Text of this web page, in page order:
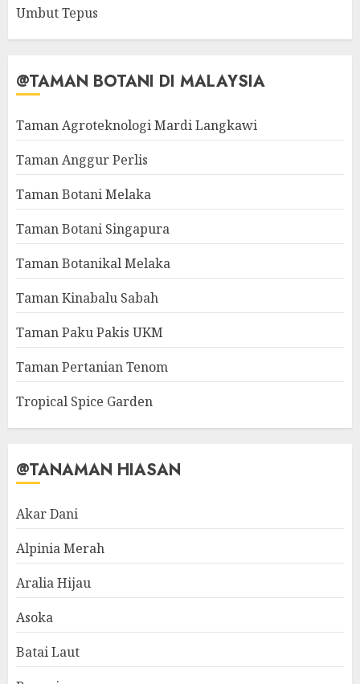
Umbut Tepus
@TAMAN BOTANI DI MALAYSIA
Taman Agroteknologi Mardi Langkawi
Taman Anggur Perlis
Taman Botani Melaka
Taman Botani Singapura
Taman Botanikal Melaka
Taman Kinabalu Sabah
Taman Paku Pakis UKM
Taman Pertanian Tenom
Tropical Spice Garden
@TANAMAN HIASAN
Akar Dani
Alpinia Merah
Aralia Hijau
Asoka
Batai Laut